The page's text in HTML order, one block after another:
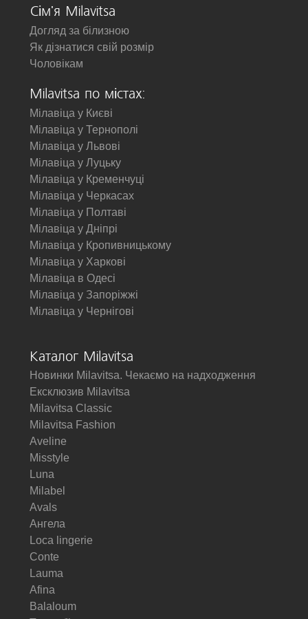
Сім'я Milavitsa
Догляд за білизною
Як дізнатися свій розмір
Чоловікам
Milavitsa по містах:
Мілавіца у Києві
Мілавіца у Тернополі
Мілавіца у Львові
Мілавіца у Луцьку
Мілавіца у Кременчуці
Мілавіца у Черкасах
Мілавіца у Полтаві
Мілавіца у Дніпрі
Мілавіца у Кропивницькому
Мілавіца у Харкові
Мілавіца в Одесі
Мілавіца у Запоріжжі
Мілавіца у Чернігові
Каталог Milavitsa
Новинки Milavitsa. Чекаємо на надходження
Ексклюзив Milavitsa
Milavitsa Classic
Milavitsa Fashion
Aveline
Misstyle
Luna
Milabel
Avals
Ангела
Loca lingerie
Conte
Lauma
Afina
Balaloum